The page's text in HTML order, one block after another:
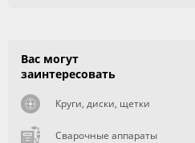
Вас могут
заинтересовать
Круги, диски, щетки
Сварочные аппараты